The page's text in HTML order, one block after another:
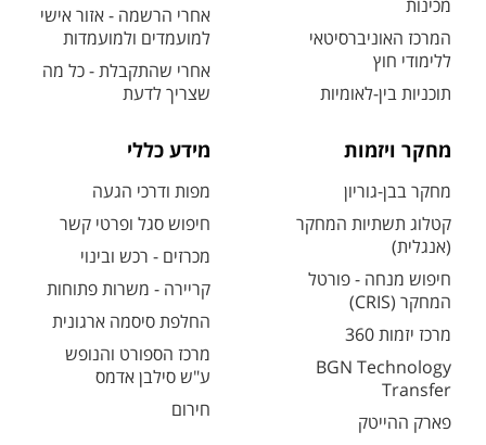
מכינות
המרכז האוניברסיטאי
ללימודי חוץ
תוכניות בין-לאומיות
אחרי הרשמה - אזור אישי
למועמדים ולמועמדות
אחרי שהתקבלת - כל מה
שצריך לדעת
מחקר ויזמות
מחקר בבן-גוריון
קטלוג תשתיות המחקר
(אנגלית)
חיפוש מנחה - פורטל
המחקר (CRIS)
מרכז יזמות 360
BGN Technology
Transfer
פארק ההייטק
מידע כללי
מפות ודרכי הגעה
חיפוש סגל ופרטי קשר
מכרזים - רכש ובינוי
קריירה - משרות פתוחות
החלפת סיסמה ארגונית
מרכז הספורט והנופש
ע"ש סילבן אדמס
חירום